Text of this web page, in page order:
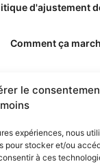
le
expériences, nous
pour stocker et/ou
à ces
d'ajustement
Comment ça
Les éditeurs